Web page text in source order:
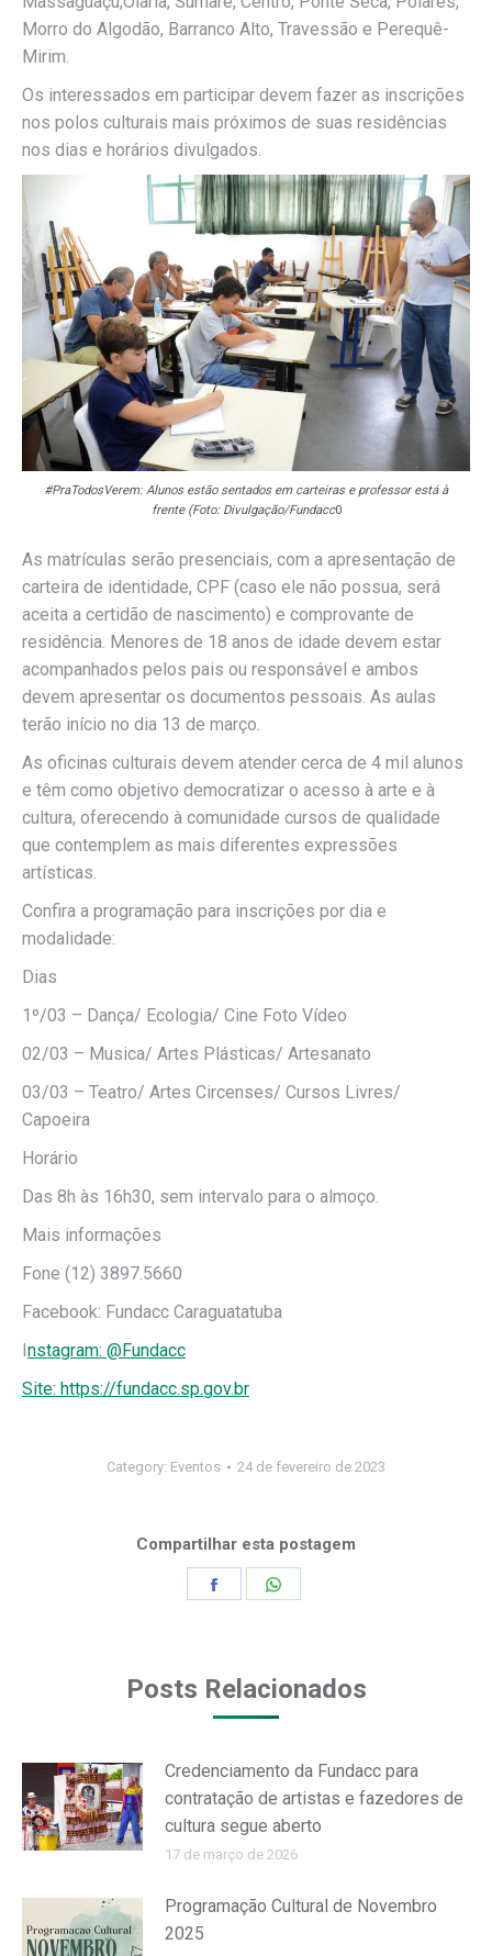
Morro do Algodão, Barranco Alto, Travessão e Perequê-
Mirim.
Os interessados em participar devem fazer as inscrições
nos polos culturais mais próximos de suas residências
nos dias e horários divulgados.
#PraTodosVerem: Alunos estão sentados em carteiras e professor está à
frente (Foto: Divulgação/Fundacc0
As matrículas serão presenciais, com a apresentação de
carteira de identidade, CPF (caso ele não possua, será
aceita a certidão de nascimento) e comprovante de
residência. Menores de 18 anos de idade devem estar
acompanhados pelos pais ou responsável e ambos
devem apresentar os documentos pessoais. As aulas
terão início no dia 13 de março.
As oficinas culturais devem atender cerca de 4 mil alunos
e têm como objetivo democratizar o acesso à arte e à
cultura, oferecendo à comunidade cursos de qualidade
que contemplem as mais diferentes expressões
artísticas.
Confira a programação para inscrições por dia e
modalidade:
Dias
1º/03 – Dança/ Ecologia/ Cine Foto Vídeo
02/03 – Musica/ Artes Plásticas/ Artesanato
03/03 – Teatro/ Artes Circenses/ Cursos Livres/
Capoeira
Horário
Das 8h às 16h30, sem intervalo para o almoço.
Mais informações
Fone (12) 3897.5660
Facebook: Fundacc Caraguatatuba
Instagram: @Fundacc
Site: https://fundacc.sp.gov.br
Category: Eventos 24 de fevereiro de 2023
Compartilhar esta postagem
Posts Relacionados
Credenciamento da Fundacc para
contratação de artistas e fazedores de
cultura segue aberto
17 de março de 2026
Programação Cultural de Novembro
2025